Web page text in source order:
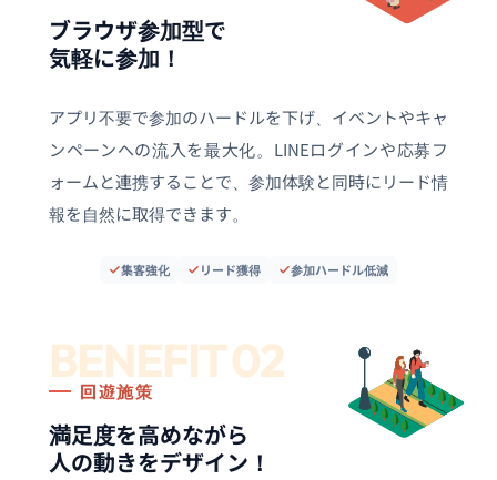
ブラウザ参加型で
気軽に参加！
アプリ不要で参加のハードルを下げ、イベントやキャ
ンペーンへの流入を最大化。LINEログインや応募フ
ォームと連携することで、参加体験と同時にリード情
報を自然に取得できます。
集客強化 リード獲得 参加ハードル低減
BENEFIT 02
回遊施策
満足度を高めながら
人の動きをデザイン！